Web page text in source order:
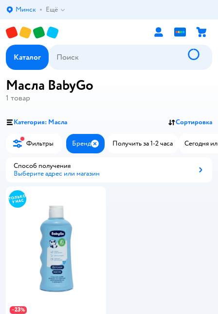
Выбор адреса доставки.
Минск Ещё
Каталог
Масла BabyGo
1 товар
Категория: Масла Сортировка
Фильтры Бренд ЗакрытьПолучить за 1-2 часа Сегодня
Способ получения
Выберите адрес или магазин
−23%